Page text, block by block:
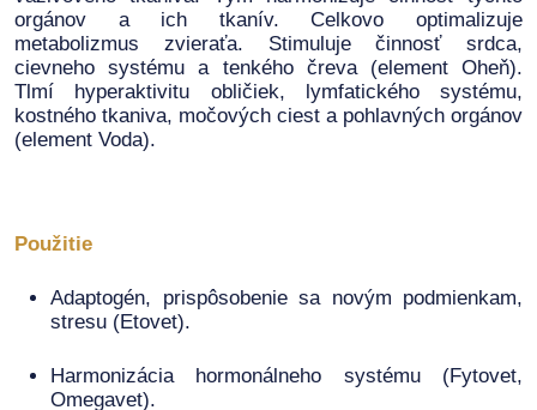
orgánov a ich tkanív. Celkovo optimalizuje
metabolizmus zvieraťa. Stimuluje činnosť srdca,
cievneho systému a tenkého čreva (element Oheň).
Tlmí hyperaktivitu obličiek, lymfatického systému,
kostného tkaniva, močových ciest a pohlavných orgánov
(element Voda).
Použitie
Adaptogén, prispôsobenie sa novým podmienkam,
stresu (Etovet).
Harmonizácia hormonálneho systému (Fytovet,
Omegavet).